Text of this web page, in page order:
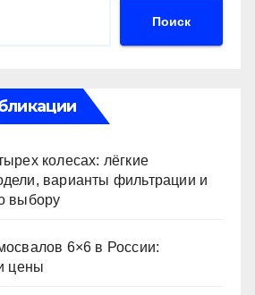
Поиск
колесах: лёгкие
варианты фильтрации и
выбору
6×6 в России:
цены